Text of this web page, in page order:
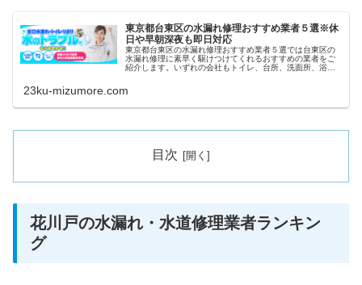
東京都台東区の水漏れ修理おすすめ業者５選※休
日や早朝深夜も即日対応
東京都台東区の水漏れ修理おすすめ業者５選では台東区の
水漏れ修理に素早く駆けつけてくれるおすすめの業者をご
紹介します。いずれの会社もトイレ、台所、洗面所、浴室
23ku-mizumore.com
目次
花川戸の水漏れ・水道修理業者ランキン
グ